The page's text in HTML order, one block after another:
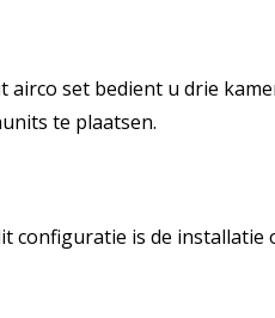
set bedient u drie
te plaatsen.
configuratie is de installatie